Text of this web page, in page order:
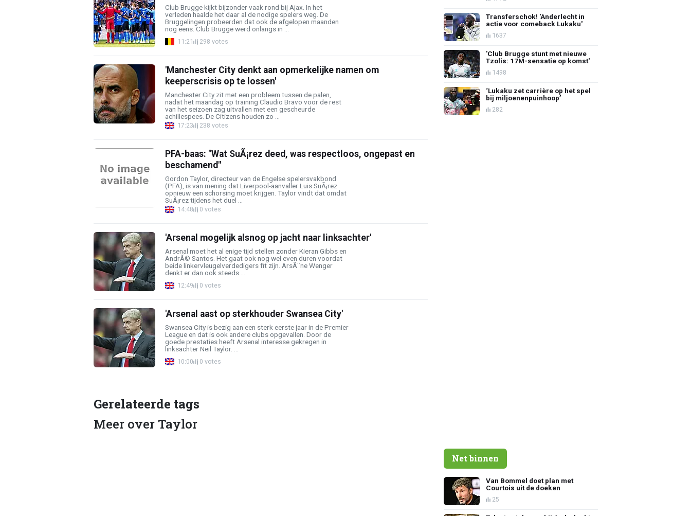
Club Brugge kijkt bijzonder vaak rond bij Ajax. In het
verleden haalde het daar al de nodige spelers weg. De
Bruggelingen probeerden dat ook de afgelopen maanden
nog eens. Club Brugge werd onlangs in ...
11:21 298 votes
'Manchester City denkt aan opmerkelijke namen om
keeperscrisis op te lossen'
Manchester City zit met een probleem tussen de palen,
nadat het maandag op training Claudio Bravo voor de rest
van het seizoen zag uitvallen met een gescheurde
achillespees. De Citizens houden zo ...
17:23 238 votes
PFA-baas: "Wat SuÃ¡rez deed, was respectloos, ongepast en
beschamend"
Gordon Taylor, directeur van de Engelse spelersvakbond
(PFA), is van mening dat Liverpool-aanvaller Luis SuÃ¡rez
opnieuw een schorsing moet krijgen. Taylor vindt dat omdat
SuÃ¡rez tijdens het duel ...
14:48 0 votes
'Arsenal mogelijk alsnog op jacht naar linksachter'
Arsenal moet het al enige tijd stellen zonder Kieran Gibbs en
AndrÃ© Santos. Het gaat ook nog wel even duren voordat
beide linkervleugelverdedigers fit zijn. ArsÃ¨ne Wenger
denkt er dan ook steeds ...
12:49 0 votes
'Arsenal aast op sterkhouder Swansea City'
Swansea City is bezig aan een sterk eerste jaar in de Premier
League en dat is ook andere clubs opgevallen. Door de
goede prestaties heeft Arsenal interesse gekregen in
linksachter Neil Taylor. ...
10:00 0 votes
Gerelateerde tags
Meer over Taylor
Transferschok! 'Anderlecht in
actie voor comeback Lukaku'
1637
'Club Brugge stunt met nieuwe
Tzolis: 17M-sensatie op komst'
1498
‘Lukaku zet carrière op het spel
bij miljoenenpuinhoop’
282
Net binnen
Van Bommel doet plan met
Courtois uit de doeken
25